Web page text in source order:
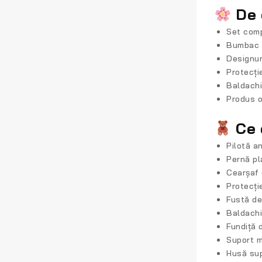
Set
Produs
Ce
Pilotă
Pernă
Cearșaf
Fustă
Fundiță
Suport
Husă